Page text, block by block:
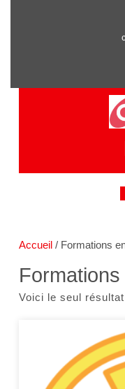
Accueil / Formations
Voici le seul résultat